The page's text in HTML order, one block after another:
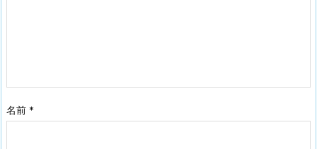
名前 *